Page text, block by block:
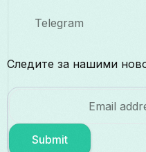
Telegram
Следите за нашими
Submit